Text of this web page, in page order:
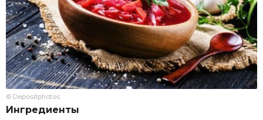
© Depositphotos
Ингредиенты